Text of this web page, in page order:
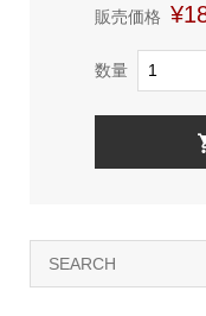
販売価格
数量